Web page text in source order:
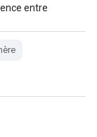
entre